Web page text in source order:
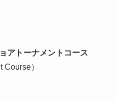
アトーナメントコース
）